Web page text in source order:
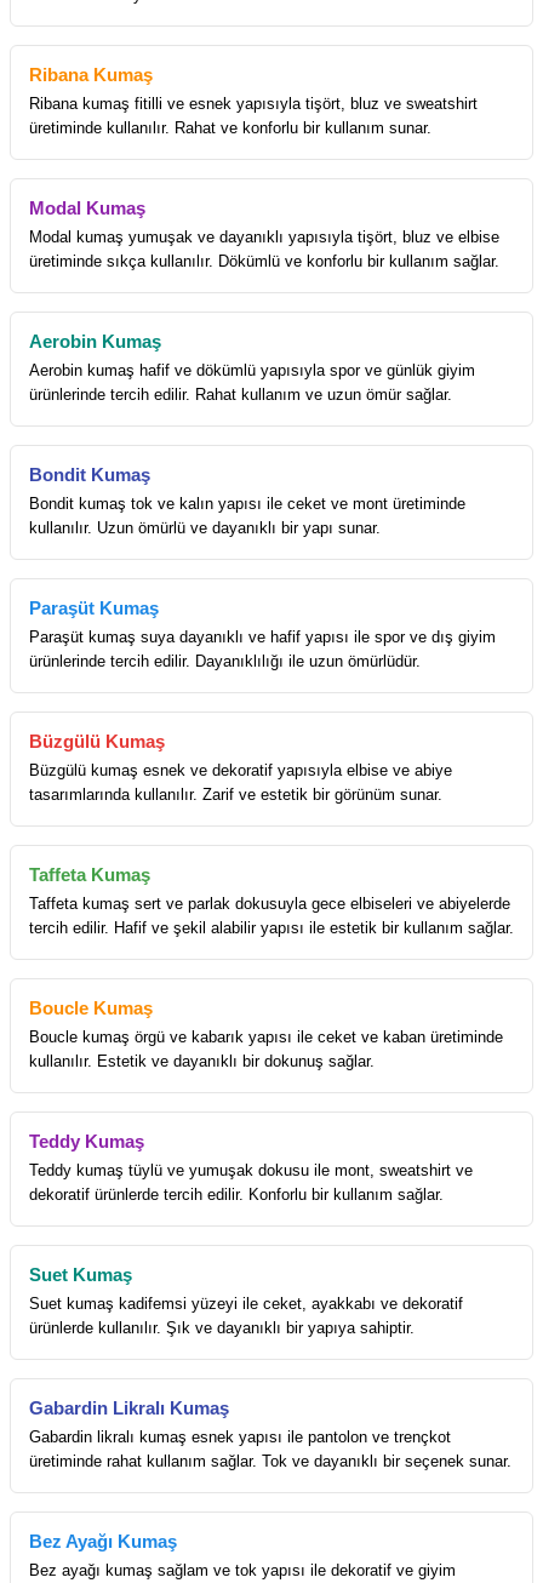
Ribana Kumaş
Ribana kumaş fitilli ve esnek yapısıyla tişört, bluz ve sweatshirt
üretiminde kullanılır. Rahat ve konforlu bir kullanım sunar.
Modal Kumaş
Modal kumaş yumuşak ve dayanıklı yapısıyla tişört, bluz ve elbise
üretiminde sıkça kullanılır. Dökümlü ve konforlu bir kullanım sağlar.
Aerobin Kumaş
Aerobin kumaş hafif ve dökümlü yapısıyla spor ve günlük giyim
ürünlerinde tercih edilir. Rahat kullanım ve uzun ömür sağlar.
Bondit Kumaş
Bondit kumaş tok ve kalın yapısı ile ceket ve mont üretiminde
kullanılır. Uzun ömürlü ve dayanıklı bir yapı sunar.
Paraşüt Kumaş
Paraşüt kumaş suya dayanıklı ve hafif yapısı ile spor ve dış giyim
ürünlerinde tercih edilir. Dayanıklılığı ile uzun ömürlüdür.
Büzgülü Kumaş
Büzgülü kumaş esnek ve dekoratif yapısıyla elbise ve abiye
tasarımlarında kullanılır. Zarif ve estetik bir görünüm sunar.
Taffeta Kumaş
Taffeta kumaş sert ve parlak dokusuyla gece elbiseleri ve abiyelerde
tercih edilir. Hafif ve şekil alabilir yapısı ile estetik bir kullanım sağlar.
Boucle Kumaş
Boucle kumaş örgü ve kabarık yapısı ile ceket ve kaban üretiminde
kullanılır. Estetik ve dayanıklı bir dokunuş sağlar.
Teddy Kumaş
Teddy kumaş tüylü ve yumuşak dokusu ile mont, sweatshirt ve
dekoratif ürünlerde tercih edilir. Konforlu bir kullanım sağlar.
Suet Kumaş
Suet kumaş kadifemsi yüzeyi ile ceket, ayakkabı ve dekoratif
ürünlerde kullanılır. Şık ve dayanıklı bir yapıya sahiptir.
Gabardin Likralı Kumaş
Gabardin likralı kumaş esnek yapısı ile pantolon ve trençkot
üretiminde rahat kullanım sağlar. Tok ve dayanıklı bir seçenek sunar.
Bez Ayağı Kumaş
Bez ayağı kumaş sağlam ve tok yapısı ile dekoratif ve giyim